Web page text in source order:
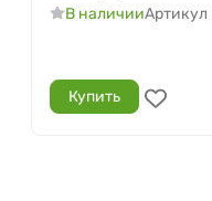
В наличииАртикул
Купить